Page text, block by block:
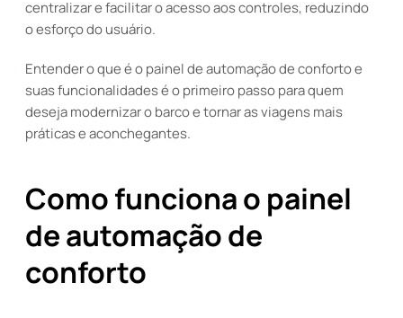
centralizar e facilitar o acesso aos controles, reduzindo
o esforço do usuário.
Entender o que é o painel de automação de conforto e
suas funcionalidades é o primeiro passo para quem
deseja modernizar o barco e tornar as viagens mais
práticas e aconchegantes.
Como funciona o painel
de automação de
conforto